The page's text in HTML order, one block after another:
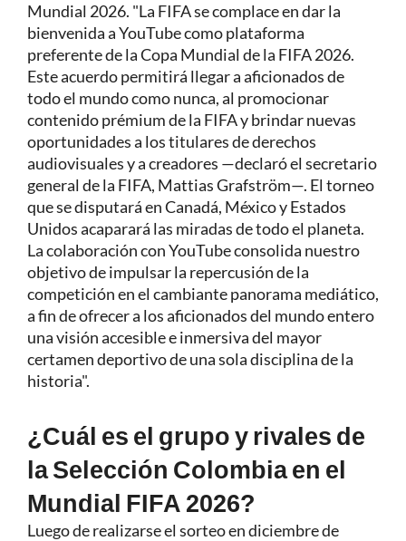
Mundial 2026. "La FIFA se complace en dar la
bienvenida a YouTube como plataforma
preferente de la Copa Mundial de la FIFA 2026.
Este acuerdo permitirá llegar a aficionados de
todo el mundo como nunca, al promocionar
contenido prémium de la FIFA y brindar nuevas
oportunidades a los titulares de derechos
audiovisuales y a creadores —declaró el secretario
general de la FIFA, Mattias Grafström—. El torneo
que se disputará en Canadá, México y Estados
Unidos acaparará las miradas de todo el planeta.
La colaboración con YouTube consolida nuestro
objetivo de impulsar la repercusión de la
competición en el cambiante panorama mediático,
a fin de ofrecer a los aficionados del mundo entero
una visión accesible e inmersiva del mayor
certamen deportivo de una sola disciplina de la
historia".
¿Cuál es el grupo y rivales de
la Selección Colombia en el
Mundial FIFA 2026?
Luego de realizarse el sorteo en diciembre de